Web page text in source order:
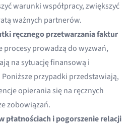
warunki współpracy, zwiększyć
ważnych partnerów.
ręcznego przetwarzania faktur
procesy prowadzą do wyzwań,
na sytuację finansową i
przypadki przedstawiają,
opierania się na ręcznych
zobowiązań.
płatnościach i pogorszenie relacji